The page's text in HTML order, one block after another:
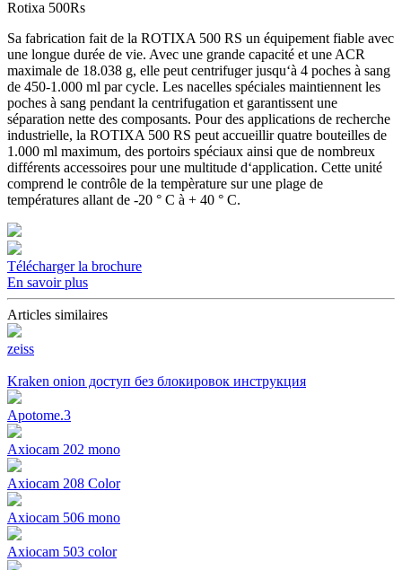
Rotixa 500Rs
Sa fabrication fait de la ROTIXA 500 RS un équipement fiable avec
une longue durée de vie. Avec une grande capacité et une ACR
maximale de 18.038 g, elle peut centrifuger jusqu‘à 4 poches à sang
de 450-1.000 ml par cycle. Les nacelles spéciales maintiennent les
poches à sang pendant la centrifugation et garantissent une
séparation nette des composants. Pour des applications de recherche
industrielle, la ROTIXA 500 RS peut accueillir quatre bouteilles de
1.000 ml maximum, des portoirs spéciaux ainsi que de nombreux
différents accessoires pour une multitude d‘application. Cette unité
comprend le contrôle de la tempèrature sur une plage de
températures allant de -20 ° C à + 40 ° C.
Télécharger la brochure
En savoir plus
Articles similaires
zeiss
Kraken onion доступ без блокировок инструкция
Apotome.3
Axiocam 202 mono
Axiocam 208 Color
Axiocam 506 mono
Axiocam 503 color